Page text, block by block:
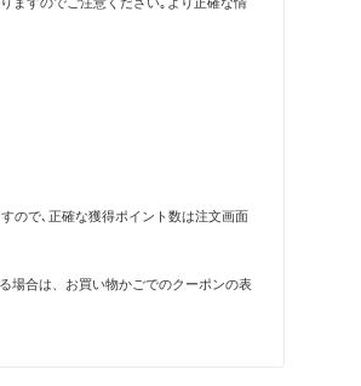
ので､正確な獲得ポイント数は注文画面
場合は、お買い物かごでのクーポンの表